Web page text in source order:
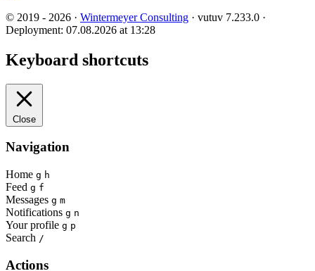
© 2019 - 2026 · Wintermeyer Consulting · vutuv 7.233.0 ·
Deployment: 07.08.2026 at 13:28
Keyboard shortcuts
Close
Navigation
Home g h
Feed g f
Messages g m
Notifications g n
Your profile g p
Search /
Actions